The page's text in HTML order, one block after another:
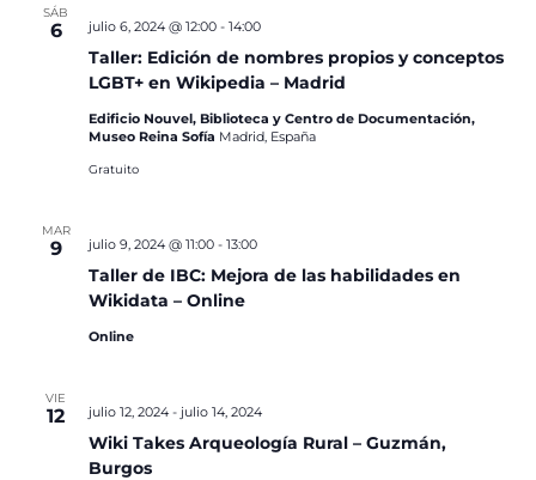
SÁB
6
Taller: Edición de nombres propios y conceptos
LGBT+ en Wikipedia – Madrid
julio 6, 2024 @ 12:00- 14:00
Edificio Nouvel, Biblioteca y Centro de Documentación,
Museo Reina Sofía Madrid, España
Gratuito
MAR
9
Taller de IBC: Mejora de las habilidades en
Wikidata – Online
julio 9, 2024 @ 11:00- 13:00
Online
VIE
12
Wiki Takes Arqueología Rural – Guzmán,
Burgos
julio 12, 2024- julio 14, 2024